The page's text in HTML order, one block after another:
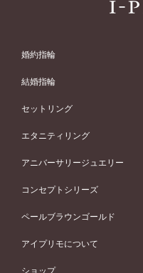
婚約指輪
婚約指輪 (エンゲージリング)
婚約指輪一覧
ピンクゴールド
ペールブラウンゴールド
ウェーブライン
V字ライン
ワンサイドメレ
ダブルサイドメレ
シンプル
フェミニン
モード
50万円台～
40万円台～
結婚指輪
結婚指輪 (マリッジリング)
結婚指輪一覧
ピンクゴールド
ペールブラウンゴールド
ウェーブライン
V字ライン
ワンメレ
セベラルメレ
シンプル
セットリング
セットリング
セットリング一覧
ピンクゴールド
ペールブラウンゴールド
エタニティリング
エタニティリング
エタニティリング一覧
アニバーサリージュエリー
アニバーサリージュエリー
アニバーサリージュエリー一覧
コンセプトシリーズ
コンセプトシリーズ
オリジンビリーフ
ペールブラウンゴールド
アイプリモについて
アイプリモについて
ショップ